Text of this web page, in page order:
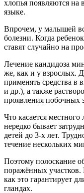
хлопья появляются на
языке.
Впрочем, у малышей
болезни. Когда
ставят случайно на
Лечение кандидоза
же, как и у взрослых.
применять средства в
и др.), а также
проявления побочных
Что касается
нередко бывает
детей до 3-х лет.
течение нескольких
Поэтому полоскание
поражённых участков.
как это гарантирует
гландах.